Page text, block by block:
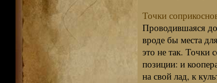
Точки
Проводившаяся
вроде бы места
это не так. Точки
позиции: и
на свой лад, к